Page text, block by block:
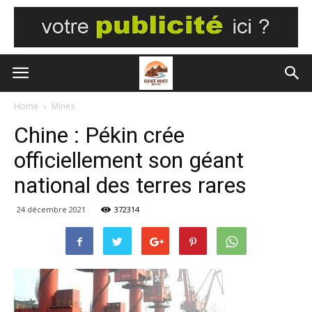
Home Mines
Chine : Pékin crée
officiellement son géant
national des terres rares
24 décembre 2021 372314